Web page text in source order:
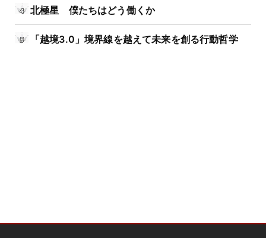
北極星 僕たちはどう働くか
「越境3.0」境界線を越えて未来を創る行動哲学